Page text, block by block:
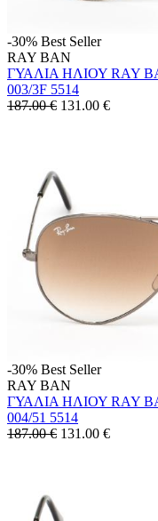
-30% Best Seller
RAY BAN
ΓΥΑΛΙΑ ΗΛΙΟΥ RAY
003/3F 5514
187.00 € 131.00 €
-30% Best Seller
RAY BAN
ΓΥΑΛΙΑ ΗΛΙΟΥ RAY
004/51 5514
187.00 € 131.00 €